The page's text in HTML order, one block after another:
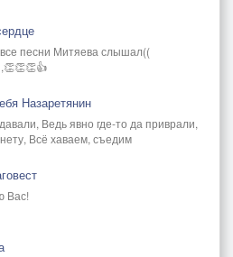
песни Митяева слышал((
Назаретянин
Ведь явно где-то да приврали,
Всё хаваем, съедим
Вас!